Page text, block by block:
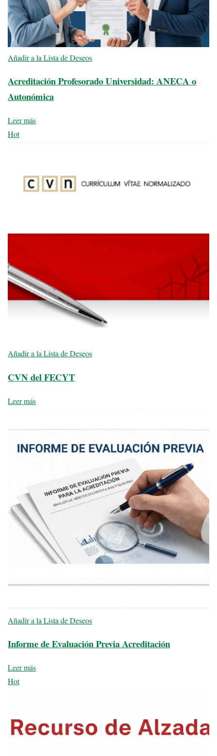
Añadir a la Lista de Deseos
Acreditación Profesorado Universidad: ANECA o
Autonómica
Leer más
Hot
Añadir a la Lista de Deseos
CVN del FECYT
Leer más
Añadir a la Lista de Deseos
Informe de Evaluación Previa Acreditación
Leer más
Hot